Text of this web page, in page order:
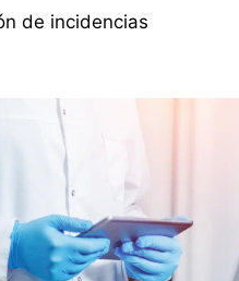
de incidencias